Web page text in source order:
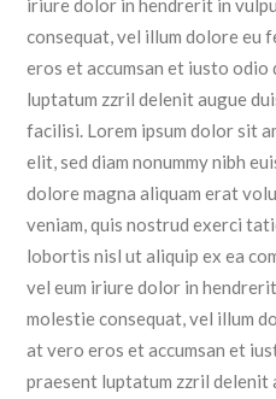
iriure dolor in hendrerit in
consequat, vel illum dolore eu
eros et accumsan et iusto
luptatum zzril delenit augue
facilisi. Lorem ipsum dolor sit
elit, sed diam nonummy nibh
dolore magna aliquam erat
veniam, quis nostrud exerci
lobortis nisl ut aliquip ex ea
vel eum iriure dolor in
molestie consequat, vel illum
at vero eros et accumsan et
praesent luptatum zzril